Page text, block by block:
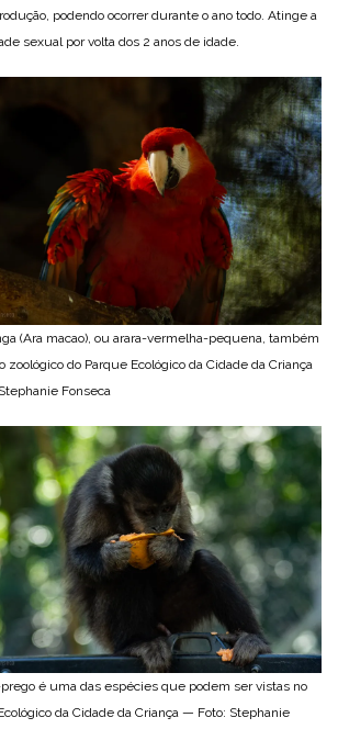
podendo ocorrer durante o ano todo. Atinge a
sexual por volta dos 2 anos de idade.
(Ara macao), ou arara-vermelha-pequena, também
zoológico do Parque Ecológico da Cidade da Criança
Fonseca
é uma das espécies que podem ser vistas no
da Cidade da Criança — Foto: Stephanie